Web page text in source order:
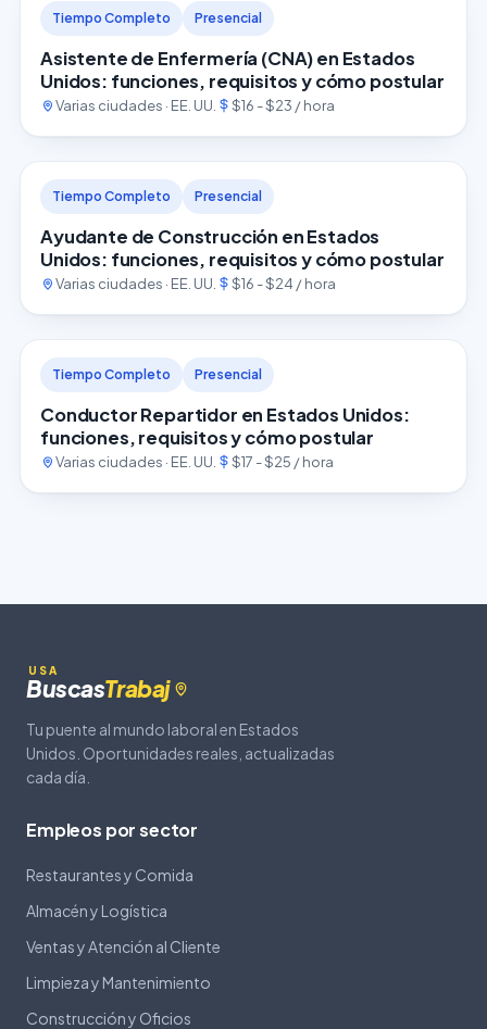
Tiempo Completo Presencial
Asistente de Enfermería (CNA) en Estados
Unidos: funciones, requisitos y cómo postular
Varias ciudades · EE. UU. $16 - $23 / hora
Tiempo Completo Presencial
Ayudante de Construcción en Estados
Unidos: funciones, requisitos y cómo postular
Varias ciudades · EE. UU. $16 - $24 / hora
Tiempo Completo Presencial
Conductor Repartidor en Estados Unidos:
funciones, requisitos y cómo postular
Varias ciudades · EE. UU. $17 - $25 / hora
USA
BuscasTrabaj
Tu puente al mundo laboral en Estados
Unidos. Oportunidades reales, actualizadas
cada día.
Empleos por sector
Restaurantes y Comida
Almacén y Logística
Ventas y Atención al Cliente
Limpieza y Mantenimiento
Construcción y Oficios